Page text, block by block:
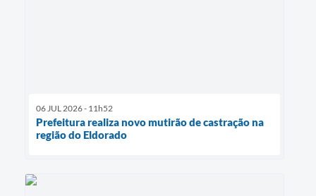
06 JUL 2026 - 11h52
Prefeitura realiza novo mutirão de castração na
região do Eldorado